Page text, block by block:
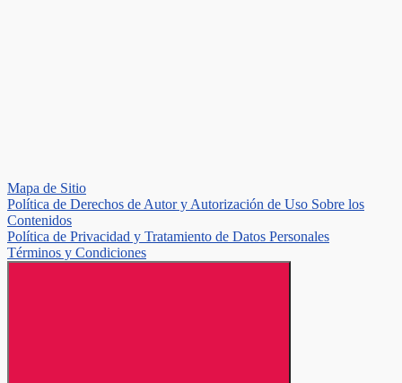
Mapa de Sitio
Política de Derechos de Autor y Autorización de Uso Sobre los
Contenidos
Política de Privacidad y Tratamiento de Datos Personales
Términos y Condiciones